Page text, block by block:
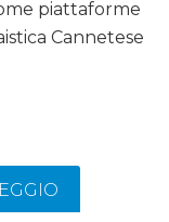
piattaforme
Cannetese